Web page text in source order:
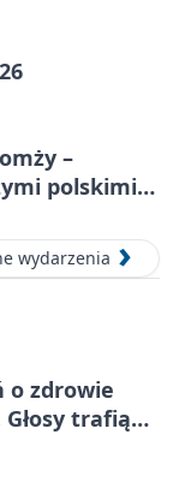
–
polskimi
wydarzenia
o zdrowie
trafią